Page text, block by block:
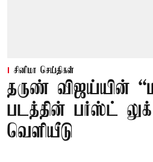
சினிமா செய்திகள்
தருண் விஜய்யின்
படத்தின் பர்ஸ்ட்
வெளியீடு